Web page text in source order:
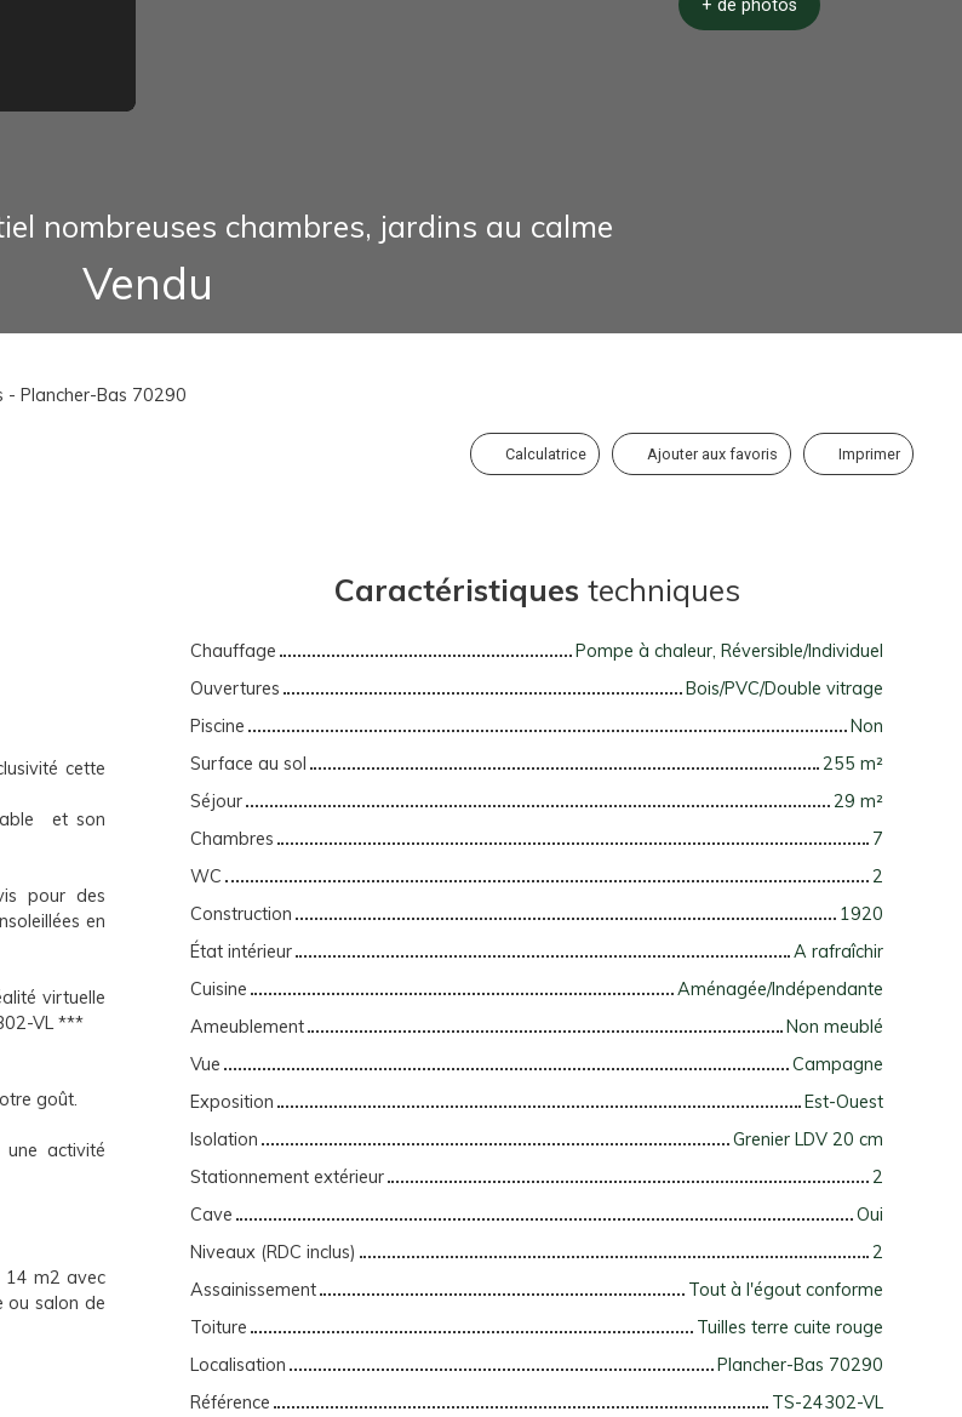
+ de photos
nombreuses chambres, jardins au calme
Vendu
- Plancher-Bas 70290
Calculatrice Ajouter aux favoris Imprimer
cette
et son
pour des
en
virtuelle
VL ***
goût.
activité
14 m2 avec
ou salon de
Caractéristiques techniques
Chauffage
Pompe à chaleur, Réversible/Individuel
Ouvertures
Bois/PVC/Double vitrage
Piscine
Non
Surface au sol
255 m²
Séjour
29 m²
Chambres
7
WC
2
Construction
1920
État intérieur
A rafraîchir
Cuisine
Aménagée/Indépendante
Ameublement
Non meublé
Vue
Campagne
Exposition
Est-Ouest
Isolation
Grenier LDV 20 cm
Stationnement extérieur
2
Cave
Oui
Niveaux (RDC inclus)
2
Assainissement
Tout à l'égout conforme
Toiture
Tuilles terre cuite rouge
Localisation
Plancher-Bas 70290
Référence
TS-24302-VL